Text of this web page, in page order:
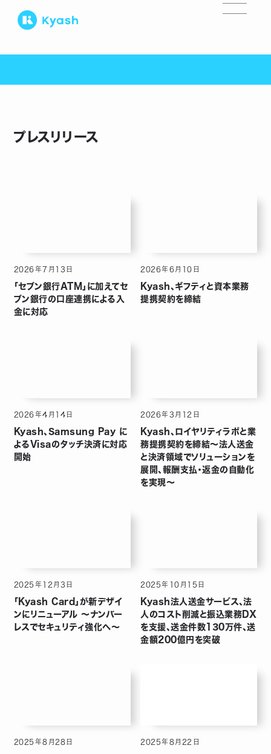
プレスリリース
2026年 7 月 13 日
「セブン銀行ATM」に加えてセ
ブン銀行の口座連携による入
金に対応
2026年6月 10 日
Kyash、ギフティと資本業務
提携契約を締結
2026年4 月 14 日
Kyash、Samsung Pay に
よるVisaのタッチ決済に対応
開始
2026年3 月 12 日
Kyash、ロイヤリティラボと業
務提携契約を締結〜法人送金
と決済領域でソリューションを
展開、報酬支払・返金の自動化
を実現〜
2025 年 12 月 3 日
「Kyash Card」が新デザイ
ンにリニューアル 〜ナンバー
レスでセキュリティ強化へ〜
2025 年 10 月 15 日
Kyash法人送金サービス、法
人のコスト削減と振込業務DX
を支援、送金件数130万件、送
金額200億円を突破
2025 年8 月 28 日 2025 年8 月 22 日